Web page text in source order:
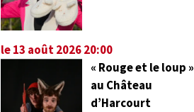
le 13 août 2026 20:00
« Rouge et le loup »
au Château
d’Harcourt